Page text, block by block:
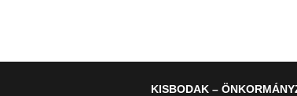
KISBODAK –